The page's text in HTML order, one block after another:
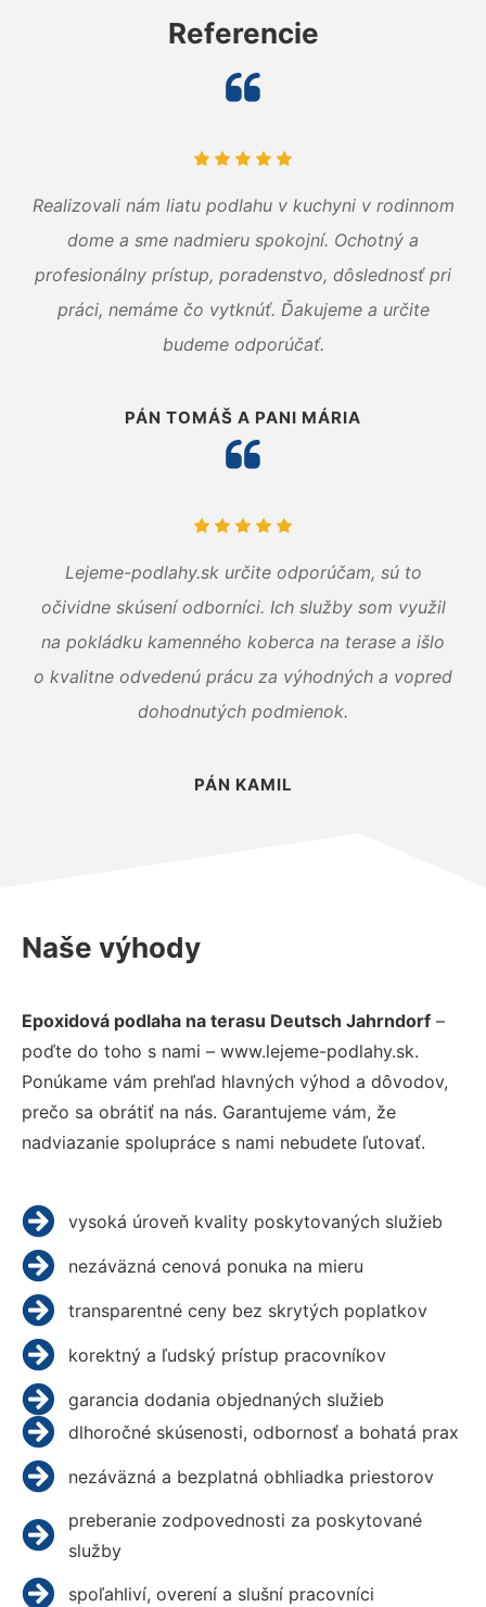
Referencie
Realizovali nám liatu podlahu v kuchyni v rodinnom
dome a sme nadmieru spokojní. Ochotný a
profesionálny prístup, poradenstvo, dôslednosť pri
práci, nemáme čo vytknúť. Ďakujeme a určite
budeme odporúčať.
PÁN TOMÁŠ A PANI MÁRIA
Lejeme-podlahy.sk určite odporúčam, sú to
očividne skúsení odborníci. Ich služby som využil
na pokládku kamenného koberca na terase a išlo
o kvalitne odvedenú prácu za výhodných a vopred
dohodnutých podmienok.
PÁN KAMIL
Naše výhody
Epoxidová podlaha na terasu Deutsch Jahrndorf –
poďte do toho s nami – www.lejeme-podlahy.sk.
Ponúkame vám prehľad hlavných výhod a dôvodov,
prečo sa obrátiť na nás. Garantujeme vám, že
nadviazanie spolupráce s nami nebudete ľutovať.
vysoká úroveň kvality poskytovaných služieb
nezáväzná cenová ponuka na mieru
transparentné ceny bez skrytých poplatkov
korektný a ľudský prístup pracovníkov
garancia dodania objednaných služieb
dlhoročné skúsenosti, odbornosť a bohatá prax
nezáväzná a bezplatná obhliadka priestorov
preberanie zodpovednosti za poskytované
služby
spoľahliví, overení a slušní pracovníci